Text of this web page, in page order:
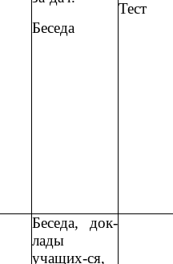
Беседа
Тест
Беседа, док-
лады
учащих-ся,